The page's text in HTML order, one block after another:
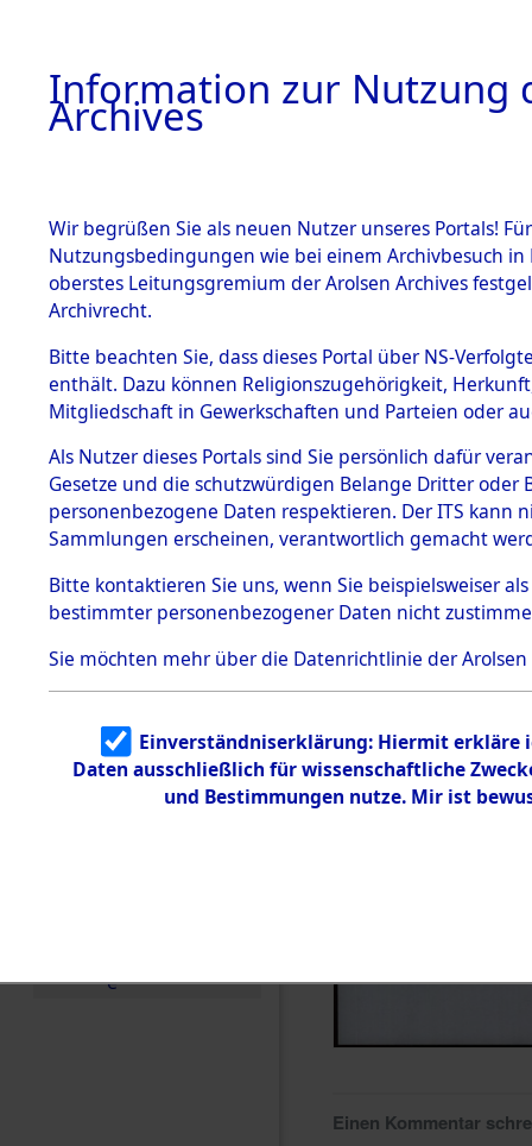
BESTÄNDE
1.
mente
5. Verschiedenes
5.3
Todesmärsche
5.3.1 Alliierte
Erhebungen
zu
Todesmärsch
en
5.3.2
Identifizierun
g
5.3.3
Todesmärsch
e
Einen Kommentar
Information zur Nutzung
Archives
Wir begrüßen Sie als neuen Nutzer unseres Portals!
Nutzungsbedingungen wie bei einem Archivbesuch
oberstes Leitungsgremium der Arolsen Archives
Archivrecht.
Bitte beachten Sie, dass dieses Portal über NS-
enthält. Dazu können Religionszugehörigkeit,
Mitgliedschaft in Gewerkschaften und Parteien oder
Als Nutzer dieses Portals sind Sie persönlich dafür
Gesetze und die schutzwürdigen Belange Dritter
personenbezogene Daten respektieren. Der ITS
Sammlungen erscheinen, verantwortlich gemacht
Bitte kontaktieren Sie uns, wenn Sie beispielsweiser
bestimmter personenbezogener Daten nicht
Sie möchten mehr über die Datenrichtlinie der Arolsen
Einverständniserklärung: Hiermit erkläre
Daten ausschließlich für wissenschaftliche
und Bestimmungen nutze. Mir ist